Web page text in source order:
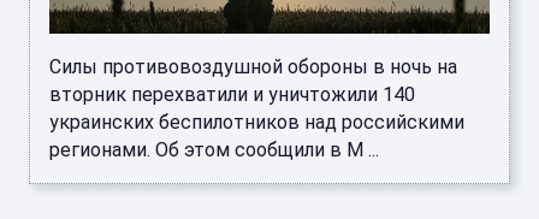
Силы противовоздушной обороны в ночь на
вторник перехватили и уничтожили 140
украинских беспилотников над российскими
регионами. Об этом сообщили в М ...